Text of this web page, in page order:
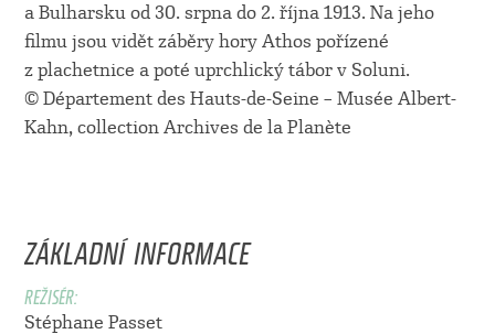
a Bulharsku od 30. srpna do 2. října 1913. Na jeho
filmu jsou vidět záběry hory Athos pořízené
z plachetnice a poté uprchlický tábor v Soluni.
© Département des Hauts-de-Seine – Musée Albert-
Kahn, collection Archives de la Planète
ZÁKLADNÍ INFORMACE
REŽISÉR:
Stéphane Passet